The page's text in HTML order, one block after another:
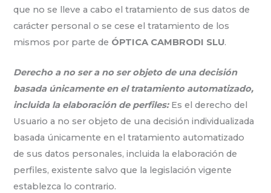
que no se lleve a cabo el tratamiento de sus datos de
carácter personal o se cese el tratamiento de los
mismos por parte de ÓPTICA CAMBRODI SLU.
Derecho a no ser a no ser objeto de una decisión
basada únicamente en el tratamiento automatizado,
incluida la elaboración de perfiles:Es el derecho del
Usuario a no ser objeto de una decisión individualizada
basada únicamente en el tratamiento automatizado
de sus datos personales, incluida la elaboración de
perfiles, existente salvo que la legislación vigente
establezca lo contrario.